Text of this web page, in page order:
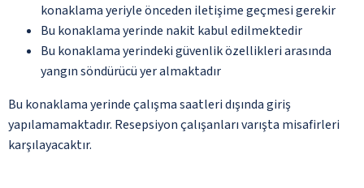
konaklama yeriyle önceden iletişime geçmesi gerekir
Bu konaklama yerinde nakit kabul edilmektedir
Bu konaklama yerindeki güvenlik özellikleri arasında
yangın söndürücü yer almaktadır
Bu konaklama yerinde çalışma saatleri dışında giriş
yapılamamaktadır. Resepsiyon çalışanları varışta misafirleri
karşılayacaktır.